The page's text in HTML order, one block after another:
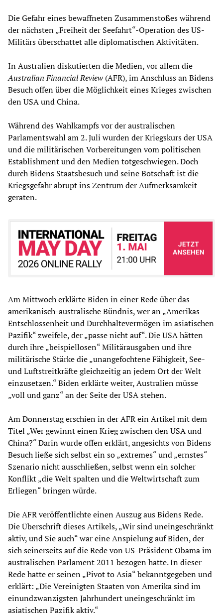
Die Gefahr eines bewaffneten Zusammenstoßes während
der nächsten „Freiheit der Seefahrt“-Operation des US-
Militärs überschattet alle diplomatischen Aktivitäten.
In Australien diskutierten die Medien, vor allem die
Australian Financial Review (AFR), im Anschluss an Bidens
Besuch offen über die Möglichkeit eines Krieges zwischen
den USA und China.
Während des Wahlkampfs vor der australischen
Parlamentswahl am 2. Juli wurden der Kriegskurs der USA
und die militärischen Vorbereitungen vom politischen
Establishment und den Medien totgeschwiegen. Doch
durch Bidens Staatsbesuch und seine Botschaft ist die
Kriegsgefahr abrupt ins Zentrum der Aufmerksamkeit
geraten.
Am Mittwoch erklärte Biden in einer Rede über das
amerikanisch-australische Bündnis, wer an „Amerikas
Entschlossenheit und Durchhaltevermögen im asiatischen
Pazifik“ zweifele, der „passe nicht auf“. Die USA hätten
durch ihre „beispiellosen“ Militärausgaben und ihre
militärische Stärke die „unangefochtene Fähigkeit, See-
und Luftstreitkräfte gleichzeitig an jedem Ort der Welt
einzusetzen.“ Biden erklärte weiter, Australien müsse
„voll und ganz“ an der Seite der USA stehen.
Am Donnerstag erschien in der AFR ein Artikel mit dem
Titel „Wer gewinnt einen Krieg zwischen den USA und
China?“ Darin wurde offen erklärt, angesichts von Bidens
Besuch ließe sich selbst ein so „extremes“ und „ernstes“
Szenario nicht ausschließen, selbst wenn ein solcher
Konflikt „die Welt spalten und die Weltwirtschaft zum
Erliegen“ bringen würde.
Die AFR veröffentlichte einen Auszug aus Bidens Rede.
Die Überschrift dieses Artikels, „Wir sind uneingeschränkt
aktiv, und Sie auch“ war eine Anspielung auf Biden, der
sich seinerseits auf die Rede von US-Präsident Obama im
australischen Parlament 2011 bezogen hatte. In dieser
Rede hatte er seinen „Pivot to Asia“ bekanntgegeben und
erklärt: „Die Vereinigten Staaten von Amerika sind im
einundzwanzigsten Jahrhundert uneingeschränkt im
asiatischen Pazifik aktiv.“